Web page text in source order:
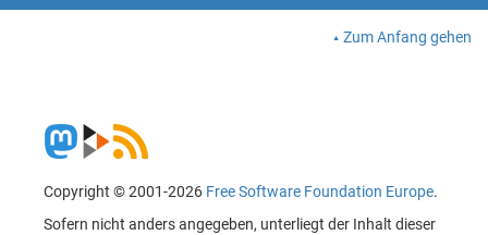
Zum Anfang gehen
Copyright © 2001-2026 Free Software Foundation Europe.
Sofern nicht anders angegeben, unterliegt der Inhalt dieser